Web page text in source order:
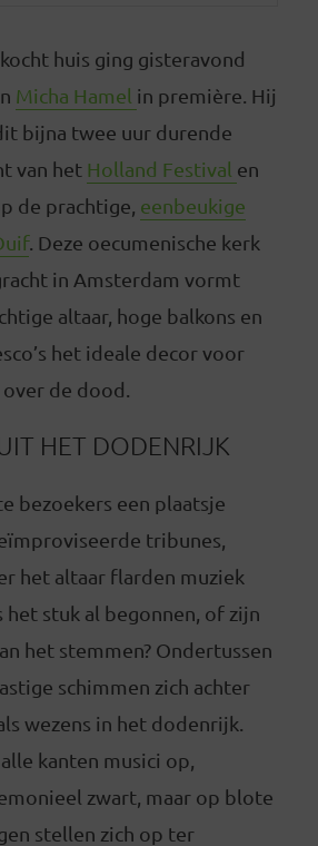
huis ging gisteravond
Micha Hamel in première. Hij
bijna twee uur durende
van het Holland Festival en
de prachtige, eenbeukige
. Deze oecumenische kerk
in Amsterdam vormt
altaar, hoge balkons en
het ideale decor voor
de dood.
HET DODENRIJK
bezoekers een plaatsje
tribunes,
het altaar flarden muziek
het stuk al begonnen, of zijn
het stemmen? Ondertussen
schimmen zich achter
wezens in het dodenrijk.
kanten musici op,
zwart, maar op blote
stellen zich op ter